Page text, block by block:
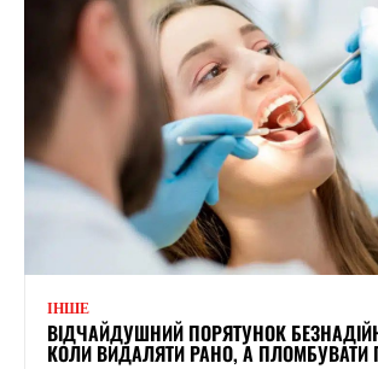
ІНШЕ
ВІДЧАЙДУШНИЙ ПОРЯТУНОК
КОЛИ ВИДАЛЯТИ РАНО, А ПЛОМБУВАТИ